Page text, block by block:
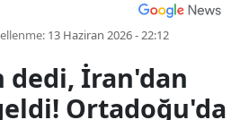
13 Haziran 2026 - 22:12
dedi, İran'dan
Ortadoğu'da